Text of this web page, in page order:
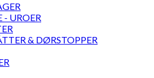
- UROER
& DØRSTOPPER